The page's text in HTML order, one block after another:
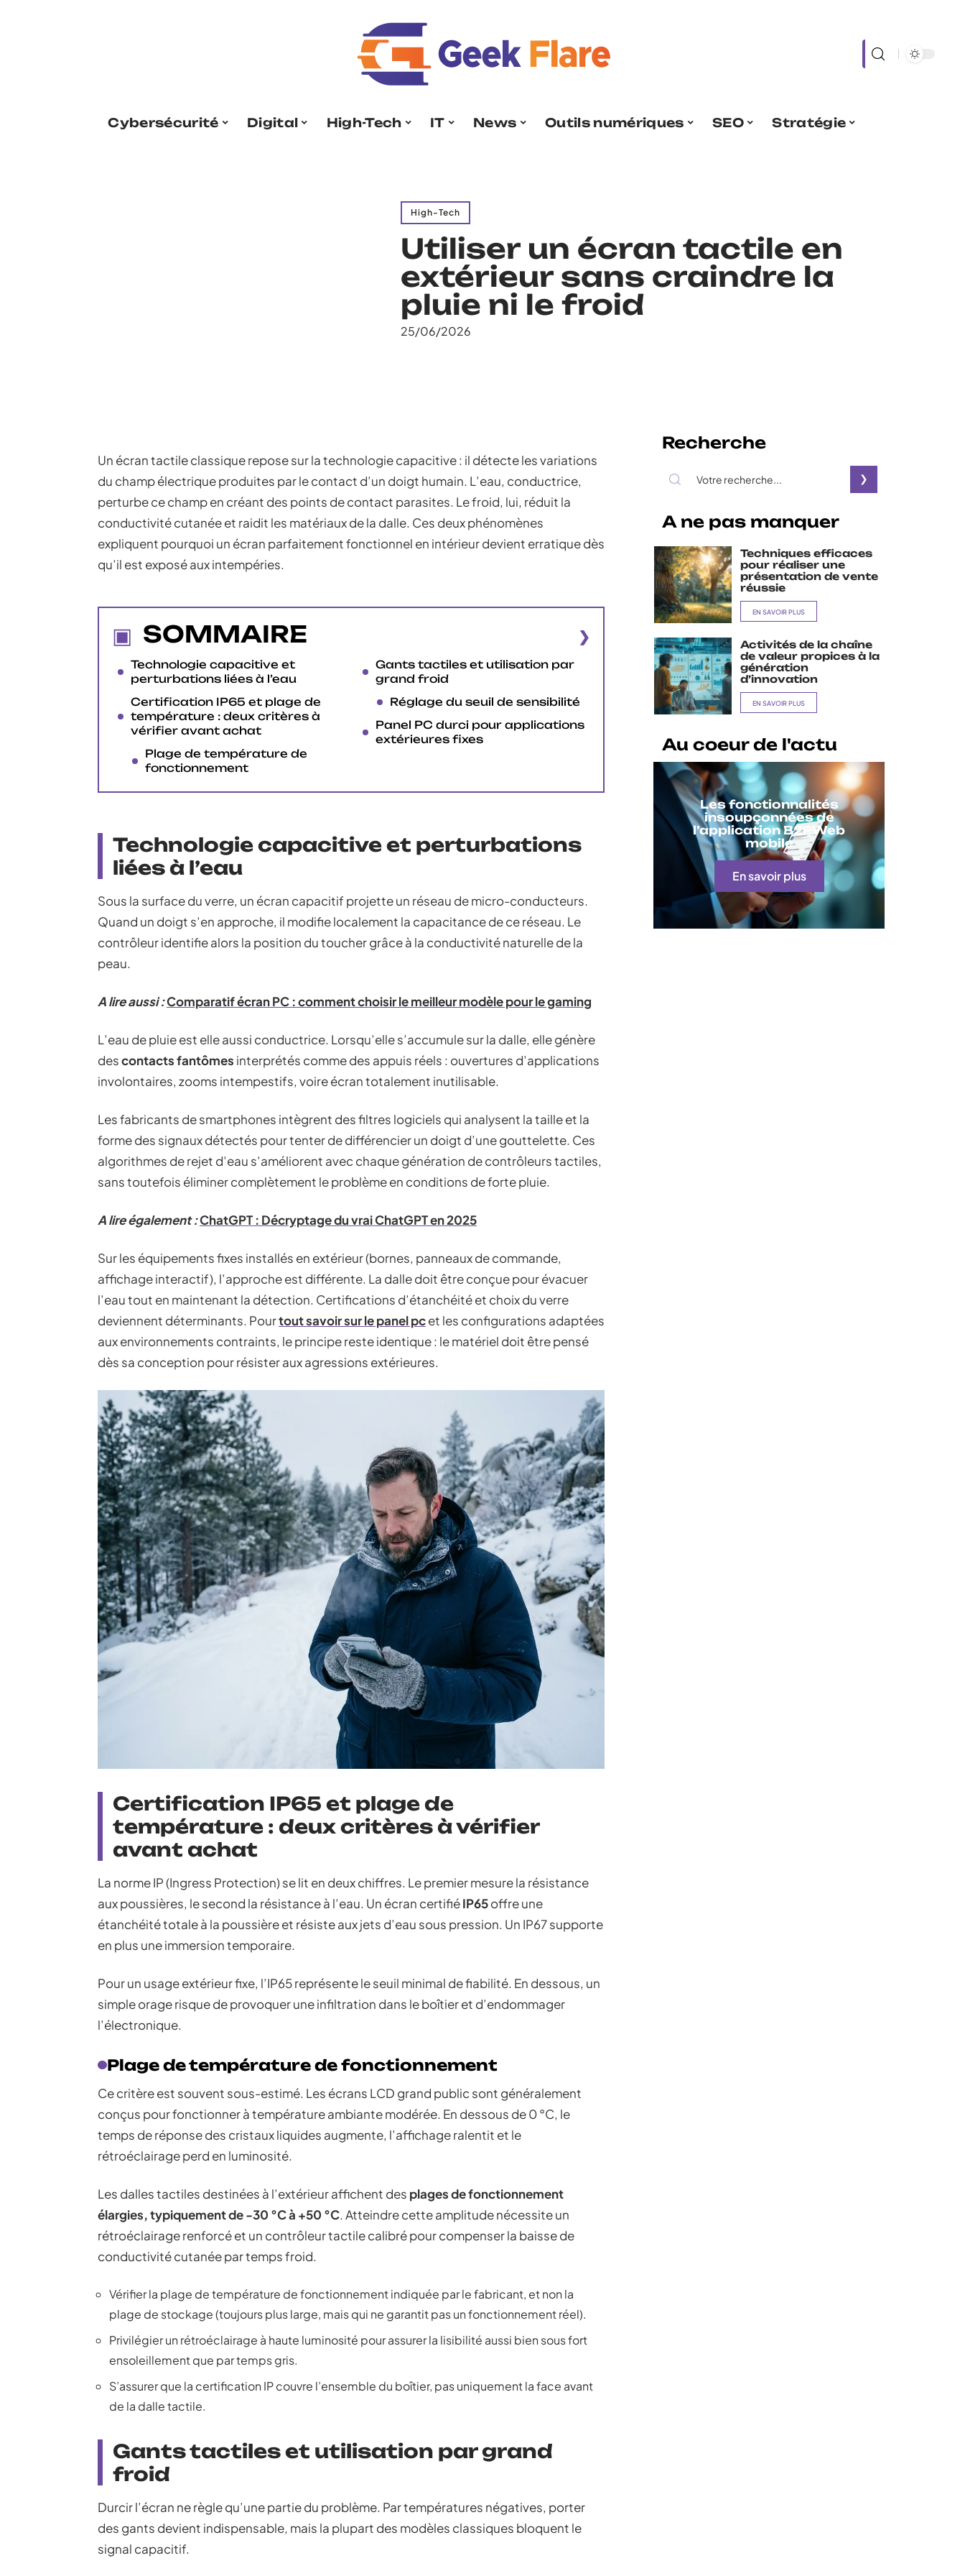
Cybersécurité Digital High-Tech IT News Outils numériques SEO Stratégie
High-Tech
Utiliser un écran tactile en
extérieur sans craindre la
pluie ni le froid
25/06/2026
Un écran tactile classique repose sur la technologie capacitive : il détecte les variations
du champ électrique produites par le contact d’un doigt humain. L’eau, conductrice,
perturbe ce champ en créant des points de contact parasites. Le froid, lui, réduit la
conductivité cutanée et raidit les matériaux de la dalle. Ces deux phénomènes
expliquent pourquoi un écran parfaitement fonctionnel en intérieur devient erratique dès
qu’il est exposé aux intempéries.
SOMMAIRE
Technologie capacitive et
perturbations liées à l’eau
Certification IP65 et plage de
température : deux critères à
vérifier avant achat
Plage de température de
fonctionnement
Gants tactiles et utilisation par
grand froid
Réglage du seuil de sensibilité
Panel PC durci pour applications
extérieures fixes
Technologie capacitive et perturbations
liées à l’eau
Sous la surface du verre, un écran capacitif projette un réseau de micro-conducteurs.
Quand un doigt s’en approche, il modifie localement la capacitance de ce réseau. Le
contrôleur identifie alors la position du toucher grâce à la conductivité naturelle de la
peau.
A lire aussi :Comparatif écran PC : comment choisir le meilleur modèle pour le gaming
L’eau de pluie est elle aussi conductrice. Lorsqu’elle s’accumule sur la dalle, elle génère
descontacts fantômes interprétés comme des appuis réels : ouvertures d’applications
involontaires, zooms intempestifs, voire écran totalement inutilisable.
Les fabricants de smartphones intègrent des filtres logiciels qui analysent la taille et la
forme des signaux détectés pour tenter de différencier un doigt d’une gouttelette. Ces
algorithmes de rejet d’eau s’améliorent avec chaque génération de contrôleurs tactiles,
sans toutefois éliminer complètement le problème en conditions de forte pluie.
A lire également :ChatGPT : Décryptage du vrai ChatGPT en 2025
Sur les équipements fixes installés en extérieur (bornes, panneaux de commande,
affichage interactif), l’approche est différente. La dalle doit être conçue pour évacuer
l’eau tout en maintenant la détection. Certifications d’étanchéité et choix du verre
deviennent déterminants. Pourtout savoir sur le panel pcet les configurations adaptées
aux environnements contraints, le principe reste identique : le matériel doit être pensé
dès sa conception pour résister aux agressions extérieures.
Certification IP65 et plage de
température : deux critères à vérifier
avant achat
La norme IP (Ingress Protection) se lit en deux chiffres. Le premier mesure la résistance
aux poussières, le second la résistance à l’eau. Un écran certifiéIP65offre une
étanchéité totale à la poussière et résiste aux jets d’eau sous pression. Un IP67 supporte
en plus une immersion temporaire.
Pour un usage extérieur fixe, l’IP65 représente le seuil minimal de fiabilité. En dessous, un
simple orage risque de provoquer une infiltration dans le boîtier et d’endommager
l’électronique.
Plage de température de fonctionnement
Ce critère est souvent sous-estimé. Les écrans LCD grand public sont généralement
conçus pour fonctionner à température ambiante modérée. En dessous de 0 °C, le
temps de réponse des cristaux liquides augmente, l’affichage ralentit et le
rétroéclairage perd en luminosité.
Les dalles tactiles destinées à l’extérieur affichent des plages de fonctionnement
élargies, typiquement de -30 °C à +50 °C. Atteindre cette amplitude nécessite un
rétroéclairage renforcé et un contrôleur tactile calibré pour compenser la baisse de
conductivité cutanée par temps froid.
Vérifier la plage de température de fonctionnement indiquée par le fabricant, et non la
plage de stockage (toujours plus large, mais qui ne garantit pas un fonctionnement réel).
Privilégier un rétroéclairage à haute luminosité pour assurer la lisibilité aussi bien sous fort
ensoleillement que par temps gris.
S’assurer que la certification IP couvre l’ensemble du boîtier, pas uniquement la face avant
de la dalle tactile.
Gants tactiles et utilisation par grand
froid
Durcir l’écran ne règle qu’une partie du problème. Par températures négatives, porter
des gants devient indispensable, mais la plupart des modèles classiques bloquent le
signal capacitif.
Recherche
A ne pas manquer
Techniques efficaces
pour réaliser une
présentation de vente
réussie
EN SAVOIR PLUS
Activités de la chaîne
de valeur propices à la
génération
d’innovation
EN SAVOIR PLUS
Au coeur de l'actu
Les fonctionnalités
insoupçonnées de
l’application B2PWeb
mobile
En savoir plus